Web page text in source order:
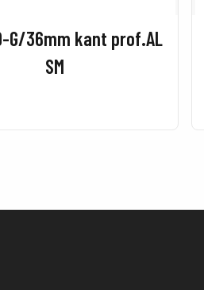
G/36mm kant prof.AL
SM